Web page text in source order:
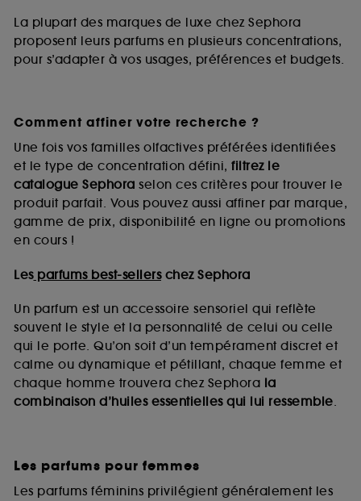
La plupart des marques de luxe chez Sephora
proposent leurs parfums en plusieurs concentrations,
pour s’adapter à vos usages, préférences et budgets.
Comment affiner votre recherche ?
Une fois vos familles olfactives préférées identifiées
et le type de concentration défini, filtrez le
catalogue Sephora selon ces critères pour trouver le
produit parfait. Vous pouvez aussi affiner par marque,
gamme de prix, disponibilité en ligne ou promotions
en cours !
Lesparfums best-sellerschez Sephora
Un parfum est un accessoire sensoriel qui reflète
souvent le style et la personnalité de celui ou celle
qui le porte. Qu’on soit d’un tempérament discret et
calme ou dynamique et pétillant, chaque femme et
chaque homme trouvera chez Sephora la
combinaison d’huiles essentielles qui lui ressemble.
Les parfums pour femmes
Les parfums féminins privilégient généralement les